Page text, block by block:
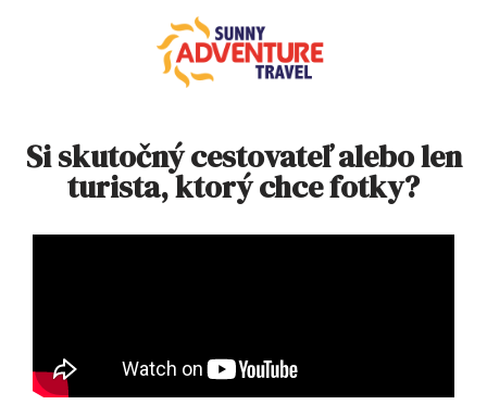
Si skutočný cestovateľ alebo len
turista, ktorý chce fotky?